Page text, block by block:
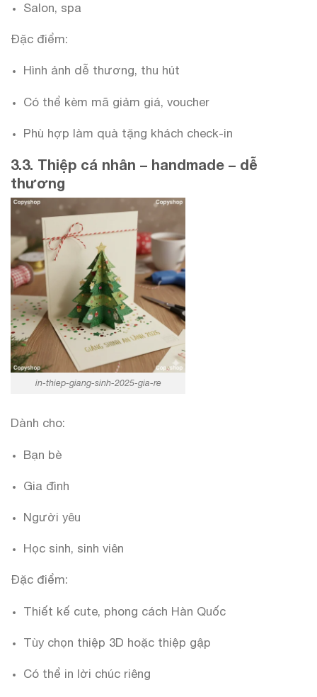
Salon, spa
Đặc điểm:
Hình ảnh dễ thương, thu hút
Có thể kèm mã giảm giá, voucher
Phù hợp làm quà tặng khách check-in
3.3. Thiệp cá nhân – handmade – dễ
thương
in-thiep-giang-sinh-2025-gia-re
Dành cho:
Bạn bè
Gia đình
Người yêu
Học sinh, sinh viên
Đặc điểm:
Thiết kế cute, phong cách Hàn Quốc
Tùy chọn thiệp 3D hoặc thiệp gập
Có thể in lời chúc riêng